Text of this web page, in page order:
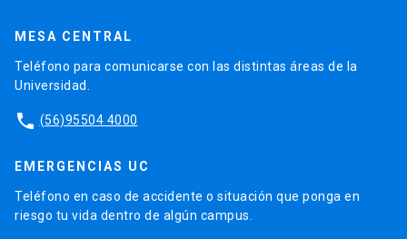
MESA CENTRAL
Teléfono para comunicarse con las distintas áreas de la
Universidad.
phone (56)95504 4000
EMERGENCIAS UC
Teléfono en caso de accidente o situación que ponga en
riesgo tu vida dentro de algún campus.